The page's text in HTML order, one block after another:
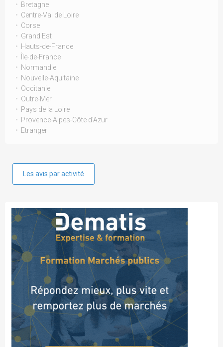
Bretagne
Centre-Val de Loire
Corse
Grand Est
Hauts-de-France
Île-de-France
Normandie
Nouvelle-Aquitaine
Occitanie
Outre-Mer
Pays de la Loire
Provence-Alpes-Côte d'Azur
Etranger
Les avis par activité